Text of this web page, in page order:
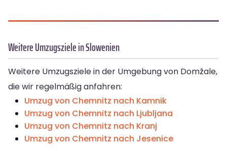
Weitere Umzugsziele in Slowenien
Weitere Umzugsziele in der Umgebung von Domžale,
die wir regelmäßig anfahren:
Umzug von Chemnitz nach Kamnik
Umzug von Chemnitz nach Ljubljana
Umzug von Chemnitz nach Kranj
Umzug von Chemnitz nach Jesenice